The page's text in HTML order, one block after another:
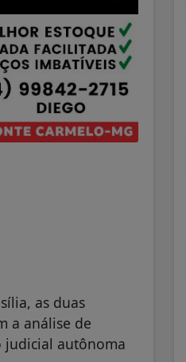
as duas
a análise de
judicial autônoma